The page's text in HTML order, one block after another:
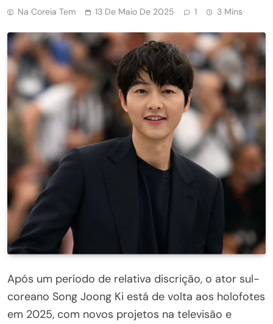
Na Coreia Tem 13 De Maio De 2025 1 3 Mins
Após um período de relativa discrição, o ator sul-
coreano Song Joong Ki está de volta aos holofotes
em 2025, com novos projetos na televisão e